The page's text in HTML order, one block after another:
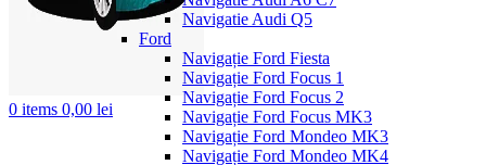
0 items 0,00 lei
Navigatie Audi Q5
Ford
Navigație Ford Fiesta
Navigație Ford Focus 1
Navigație Ford Focus 2
Navigație Ford Focus MK3
Navigație Ford Mondeo MK3
Navigație Ford Mondeo MK4